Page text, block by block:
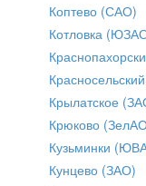
Коптево (САО)
Котловка
Крылатское
Крюково
Кузьминки
Кунцево (ЗАО)